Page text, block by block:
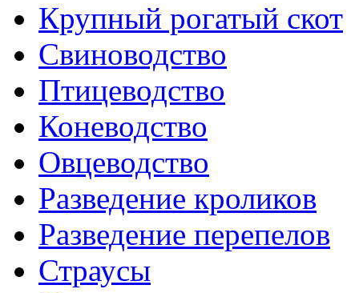
Крупный рогатый скот
Свиноводство
Птицеводство
Коневодство
Овцеводство
Разведение кроликов
Разведение перепелов
Страусы